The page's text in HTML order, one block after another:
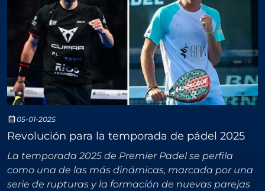
05-01-2025
Revolución para la temporada de pádel 2025
La temporada 2025 de Premier Padel se perfila
como una de las más dinámicas, marcada por una
serie de rupturas y la formación de nuevas parejas